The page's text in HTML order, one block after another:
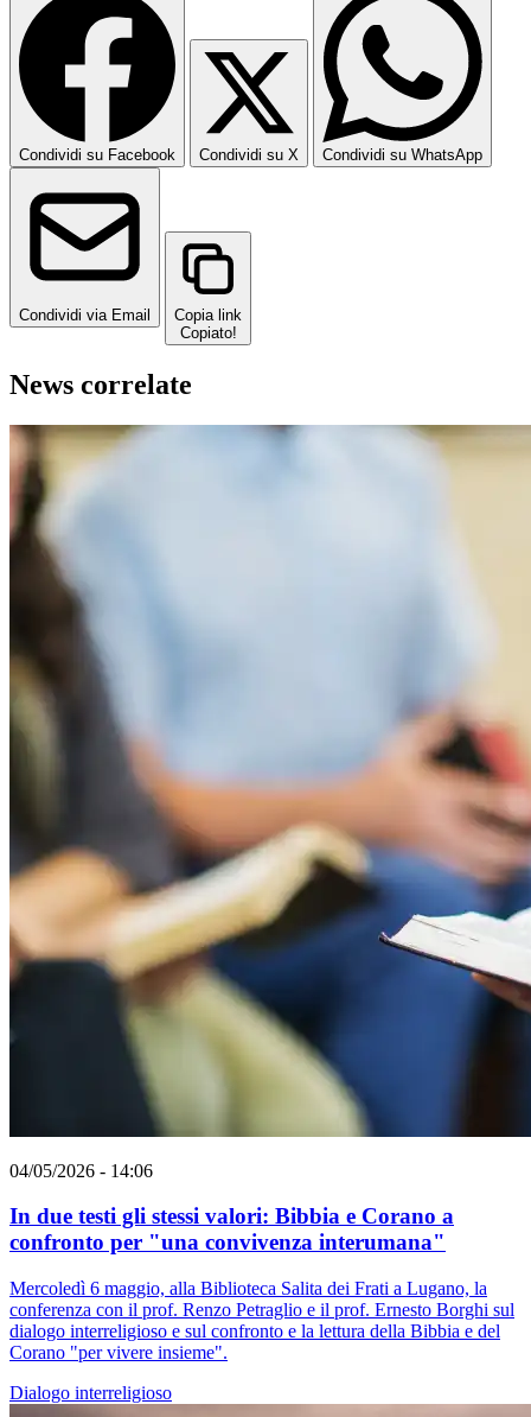
Condividi su Facebook Condividi su X Condividi su WhatsApp
Condividi via Email
Copia link
Copiato!
News correlate
04/05/2026 - 14:06
In due testi gli stessi valori: Bibbia e Corano a
confronto per "una convivenza interumana"
Mercoledì 6 maggio, alla Biblioteca Salita dei Frati a Lugano, la
conferenza con il prof. Renzo Petraglio e il prof. Ernesto Borghi sul
dialogo interreligioso e sul confronto e la lettura della Bibbia e del
Corano "per vivere insieme".
Dialogo interreligioso